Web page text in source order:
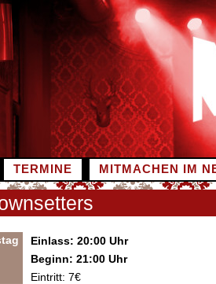
TERMINE MITMACHEN IM
Einlass: 20:00 Uhr
Beginn: 21:00 Uhr
Eintritt: 7€